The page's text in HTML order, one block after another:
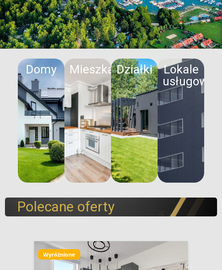
Domy MieszkaniaDziałki
Lokale
usługowe
Polecane oferty
Wyróżnione